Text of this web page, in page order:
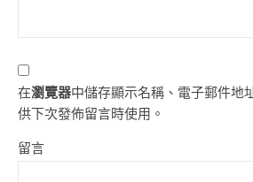
在瀏覽器中儲存顯示名稱、電子郵件地
供下次發佈留言時使用。
留言